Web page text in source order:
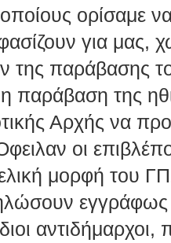
ορίσαμε
για μας,
της παράβασης
παράβαση της
Αρχής να
οι
μορφή του
εγγράφως
αντιδήμαρχοι,